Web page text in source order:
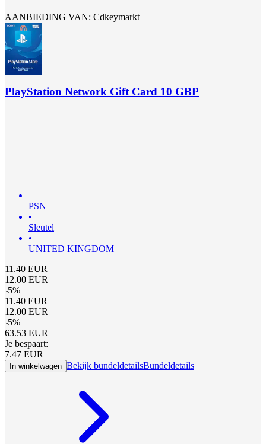
AANBIEDING VAN: Cdkeymarkt
PlayStation Network Gift Card 10 GBP
PSN
•
Sleutel
•
UNITED KINGDOM
11.40 EUR
12.00 EUR
-5%
11.40 EUR
12.00 EUR
-5%
63.53 EUR
Je bespaart:
7.47 EUR
In winkelwagen Bekijk bundeldetailsBundeldetails